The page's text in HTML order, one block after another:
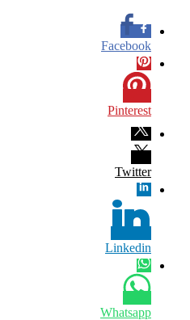
Facebook
Pinterest
Twitter
Linkedin
Whatsapp